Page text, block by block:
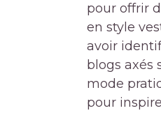
pour offrir
en style
avoir
blogs axés
mode
pour